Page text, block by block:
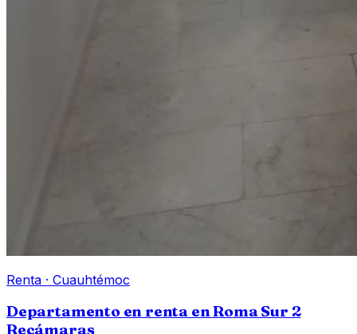
Renta · Cuauhtémoc
Departamento en renta en Roma Sur 2
Recámaras